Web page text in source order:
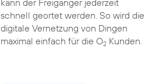
kann der Freigänger jederzeit
schnell geortet werden. So wird die
digitale Vernetzung von Dingen
maximal einfach für die O2Kunden.